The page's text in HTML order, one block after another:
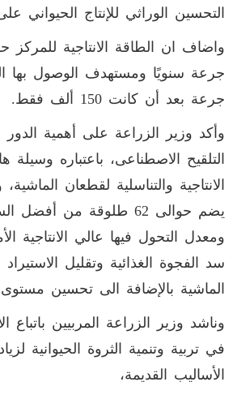
التحسين الوراثي للإنتاج الحيواني
جرعة بعد أن كانت 150 ألف فقط.
وأكد وزير الزراعة على أهمية
التلقيح الاصطناعى، باعتباره وسيلة
الانتاجية والتناسلية لقطعان
يضم حوالى 62 طلوقة من
ومعدل التحول فيها عالي الانتاجية
سد الفجوة الغذائية وتقليل
الماشية بالإضافة الى تحسين
وناشد وزير الزراعة المربيين باتباع
في تربية وتنمية الثروة الحيوانية
الأساليب القديمة،